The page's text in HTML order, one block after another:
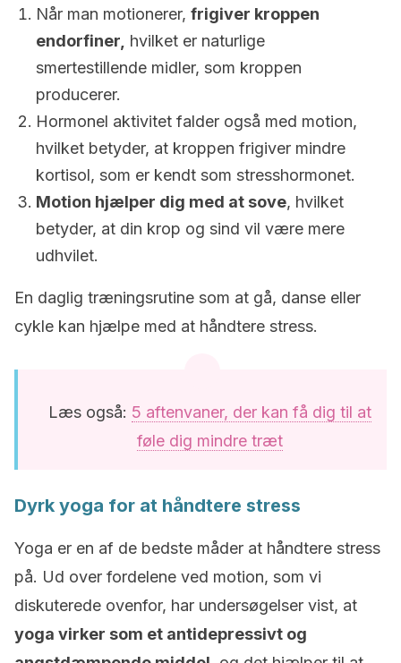
Når man motionerer, frigiver kroppen
endorfiner, hvilket er naturlige
smertestillende midler, som kroppen
producerer.
Hormonel aktivitet falder også med motion,
hvilket betyder, at kroppen frigiver mindre
kortisol, som er kendt som stresshormonet.
Motion hjælper dig med at sove, hvilket
betyder, at din krop og sind vil være mere
udhvilet.
En daglig træningsrutine som at gå, danse eller
cykle kan hjælpe med at håndtere stress.
Læs også: 5 aftenvaner, der kan få dig til at
føle dig mindre træt
Dyrk yoga for at håndtere stress
Yoga er en af ​​de bedste måder at håndtere stress
på. Ud over fordelene ved motion, som vi
diskuterede ovenfor, har undersøgelser vist, at
yoga virker som et antidepressivt og